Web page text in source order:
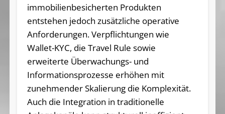
immobilienbesicherten Produkten
entstehen jedoch zusätzliche operative
Anforderungen. Verpflichtungen wie
Wallet-KYC, die Travel Rule sowie
erweiterte Überwachungs- und
Informationsprozesse erhöhen mit
zunehmender Skalierung die Komplexität.
Auch die Integration in traditionelle